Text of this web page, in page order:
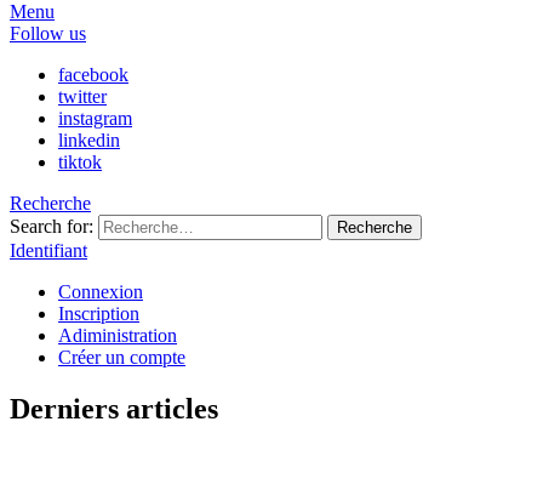
Menu
Follow us
facebook
twitter
instagram
linkedin
tiktok
Recherche
Search for:
Recherche
Identifiant
Connexion
Inscription
Adiministration
Créer un compte
Derniers articles